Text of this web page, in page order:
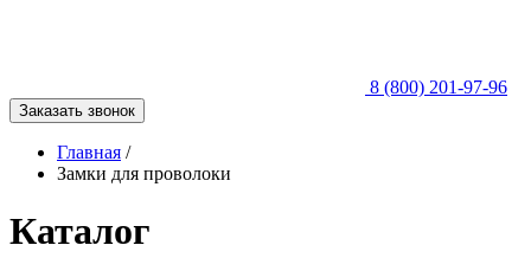
8 (800) 201-97-96
Заказать звонок
Главная /
Замки для проволоки
Каталог